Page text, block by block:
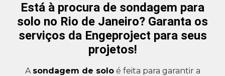
Está à procura de sondagem para
solo no Rio de Janeiro? Garanta os
serviços da Engeproject para seus
projetos!
A sondagem de soloé feita para garantir a